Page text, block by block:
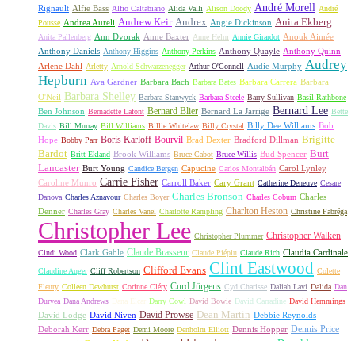
Rignault Alfie Bass Alfio Caltabiano Alida Valli Alison Doody André Morell
André
Pousse Andrea Aureli Andrew Keir Andrex Angie Dickinson Anita Ekberg
Anita Pallenberg Ann Dvorak Anne Baxter Anne Helm Annie Girardot Anouk Aimée
Anthony Daniels Anthony Higgins Anthony Perkins Anthony Quayle Anthony Quinn
Arlene Dahl Arletty Arnold Schwarzenegger Arthur O'Connell Audie Murphy Audrey
Hepburn Ava Gardner Barbara Bach Barbara Bates Barbara Carrera Barbara
O'Neil Barbara Shelley Barbara Stanwyck Barbara Steele Barry Sullivan Basil Rathbone
Ben Johnson Bernadette Lafont Bernard Blier Bernard La Jarrige Bernard Lee Bette
Davis Bill Murray Bill Williams Billie Whitelaw Billy Crystal Billy Dee Williams Bob
Hope Bobby Parr Boris Karloff Bourvil Brad Dexter Bradford Dillman Brigitte
Bardot Britt Ekland Brook Williams Bruce Cabot Bruce Willis Bud Spencer Burt
Lancaster Burt Young Candice Bergen Capucine Carlos Montalbán Carol Lynley
Caroline Munro Carrie Fisher Carroll Baker Cary Grant Catherine Deneuve Cesare
Danova Charles Aznavour Charles Boyer Charles Bronson Charles Coburn Charles
Denner Charles Gray Charles Vanel Charlotte Rampling Charlton Heston Christine Fabréga
Christopher Lee Christopher Plummer Christopher Walken
Cindi Wood Clark Gable Claude Brasseur Claude Piéplu Claude Rich Claudia Cardinale
Claudine Auger Cliff Robertson Clifford Evans Clint Eastwood Colette
Fleury Colleen Dewhurst Corinne Cléry Curd Jürgens Cyd Charisse Daliah Lavi Dalida Dan
Duryea Dana Andrews Dana Elcar Darry Cowl David Bowie David Carradine David Hemmings
David Lodge David Niven David Prowse Dean Martin Debbie Reynolds
Deborah Kerr Debra Paget Demi Moore Denholm Elliott Dennis Hopper Dennis Price